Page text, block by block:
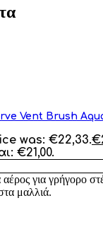
Vent Brush
was: €22,33.€
€21,00.
για γρήγορο
μαλλιά.